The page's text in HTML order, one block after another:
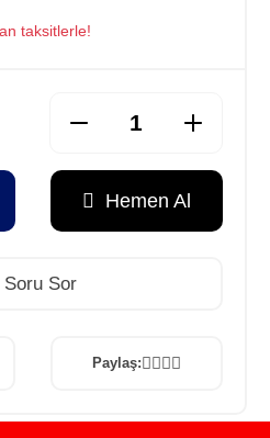
taksitlerle!
Hemen Al
Soru Sor
Paylaş: